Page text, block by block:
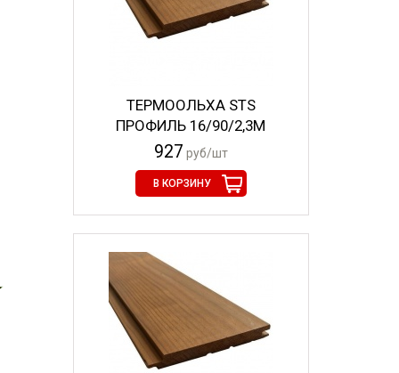
ТЕРМООЛЬХА STS
ПРОФИЛЬ 16/90/2,3М
927 руб/шт
В КОРЗИНУ